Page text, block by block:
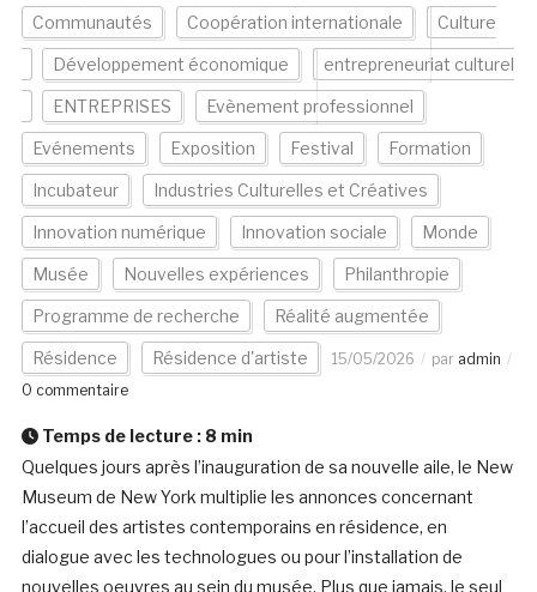
Communautés Coopération internationale Culture
Développement économique entrepreneuriat culturel
ENTREPRISES Evènement professionnel
Evénements Exposition Festival Formation
Incubateur Industries Culturelles et Créatives
Innovation numérique Innovation sociale Monde
Musée Nouvelles expériences Philanthropie
Programme de recherche Réalité augmentée
Résidence Résidence d'artiste 15/05/2026 par admin
0 commentaire
Temps de lecture : 8 min
Quelques jours après l’inauguration de sa nouvelle aile, le New
Museum de New York multiplie les annonces concernant
l’accueil des artistes contemporains en résidence, en
dialogue avec les technologues ou pour l’installation de
nouvelles oeuvres au sein du musée. Plus que jamais, le seul